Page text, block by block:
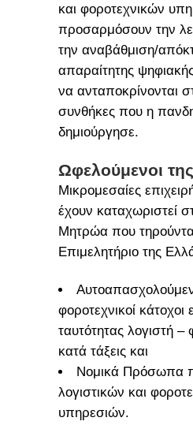
και φοροτεχνικών
προσαρμόσουν την
την αναβάθμιση/
απαραίτητης
να ανταποκρίνονται
συνθήκες που η
δημιούργησε.
Ωφελούμενοι
Μικρομεσαίες
έχουν καταχωριστεί
Μητρώα που
Επιμελητήριο της
φοροτεχνικοί κάτοχοι
ταυτότητας λογιστή –
κατά τάξεις και
Νομικά Πρόσωπα
λογιστικών και
υπηρεσιών.